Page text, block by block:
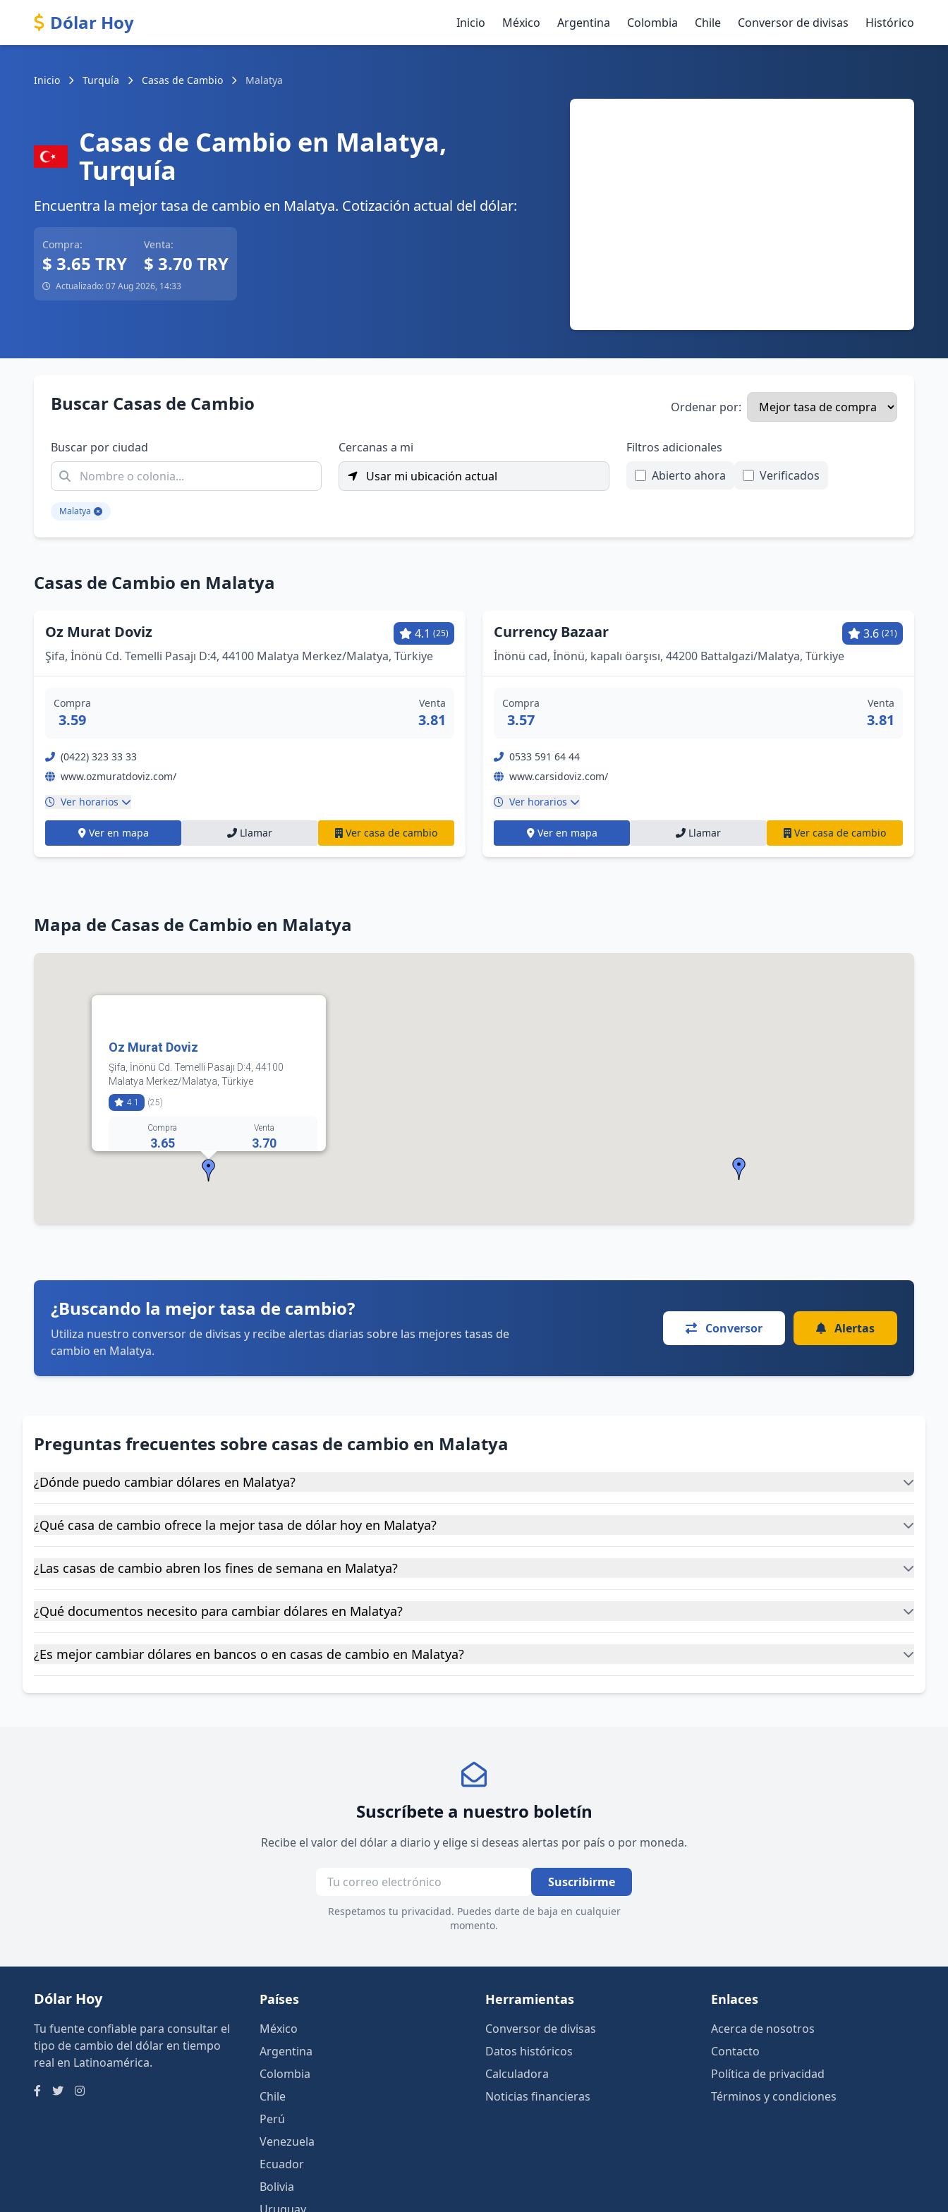
Dólar Hoy Inicio México Argentina Colombia Chile Conversor de divisas Histórico
Inicio Turquía Casas de Cambio Malatya
Casas de Cambio en Malatya,
Turquía
Encuentra la mejor tasa de cambio en Malatya. Cotización actual del dólar:
Compra:
$ 3.65 TRY
Venta:
$ 3.70 TRY
Actualizado: 07 Aug 2026, 14:33
Buscar Casas de Cambio Ordenar por:
Buscar por ciudad
Cercanas a mi
Usar mi ubicación actual
Filtros adicionales
Abierto ahora
Verificados
Malatya
Casas de Cambio en Malatya
Oz Murat Doviz 4.1 (25)
Şifa, İnönü Cd. Temelli Pasajı D:4, 44100 Malatya Merkez/Malatya, Türkiye
Compra
3.59
Venta
3.81
(0422) 323 33 33
www.ozmuratdoviz.com/
Ver horarios
Ver en mapa Llamar Ver casa de cambio
Currency Bazaar 3.6 (21)
İnönü cad, İnönü, kapalı öarşısı, 44200 Battalgazi/Malatya, Türkiye
Compra
3.57
Venta
3.81
0533 591 64 44
www.carsidoviz.com/
Ver horarios
Ver en mapa Llamar Ver casa de cambio
Mapa de Casas de Cambio en Malatya
Oz Murat Doviz
Şifa, İnönü Cd. Temelli Pasajı D:4, 44100
Malatya Merkez/Malatya, Türkiye
4.1 (25)
Compra
3.65
Venta
3.70
Cómo llegar Ver detalles
¿Buscando la mejor tasa de cambio?
Utiliza nuestro conversor de divisas y recibe alertas diarias sobre las mejores tasas de
cambio en Malatya.
Conversor Alertas
Preguntas frecuentes sobre casas de cambio en Malatya
¿Dónde puedo cambiar dólares en Malatya?
¿Qué casa de cambio ofrece la mejor tasa de dólar hoy en Malatya?
¿Las casas de cambio abren los fines de semana en Malatya?
¿Qué documentos necesito para cambiar dólares en Malatya?
¿Es mejor cambiar dólares en bancos o en casas de cambio en Malatya?
Suscríbete a nuestro boletín
Recibe el valor del dólar a diario y elige si deseas alertas por país o por moneda.
Suscribirme
Respetamos tu privacidad. Puedes darte de baja en cualquier
momento.
Dólar Hoy
Tu fuente confiable para consultar el
tipo de cambio del dólar en tiempo
real en Latinoamérica.
Países
México
Argentina
Colombia
Chile
Perú
Venezuela
Ecuador
Bolivia
Herramientas
Conversor de divisas
Datos históricos
Calculadora
Noticias financieras
Enlaces
Acerca de nosotros
Contacto
Política de privacidad
Términos y condiciones